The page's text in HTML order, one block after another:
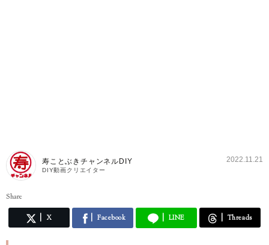
寿ことぶきチャンネルDIY
DIY動画クリエイター
2022.11.21
Share
X Facebook LINE Threads